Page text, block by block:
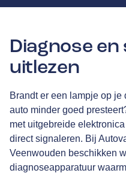
Diagnose
uitlezen
Brandt er een lampje op
auto minder goed
met uitgebreide
direct signaleren. Bij
Veenwouden beschikken
diagnoseapparatuur